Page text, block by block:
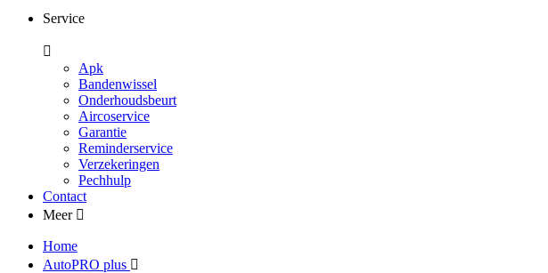
Service
Apk
Bandenwissel
Onderhoudsbeurt
Aircoservice
Garantie
Reminderservice
Verzekeringen
Pechhulp
Contact
Meer
Home
AutoPRO plus